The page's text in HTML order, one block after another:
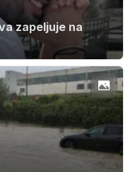
zapeljuje na